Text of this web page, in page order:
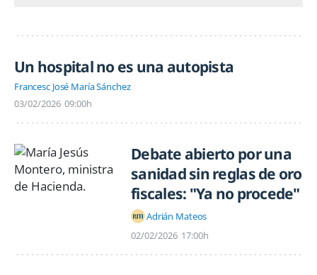
Un hospital no es una autopista
Francesc José María Sánchez
03/02/2026 09:00h
Debate abierto por una
sanidad sin reglas de oro
fiscales: "Ya no procede"
Adrián Mateos
02/02/2026 17:00h